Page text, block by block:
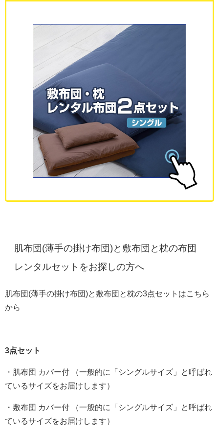
肌布団(薄手の掛け布団)と敷布団と枕の布団
レンタルセットをお探しの方へ
肌布団(薄手の掛け布団)と敷布団と枕の3点セットはこちら
から
3点セット
・肌布団 カバー付 （一般的に「シングルサイズ」と呼ばれ
ているサイズをお届けします）
・敷布団 カバー付 （一般的に「シングルサイズ」と呼ばれ
ているサイズをお届けします）